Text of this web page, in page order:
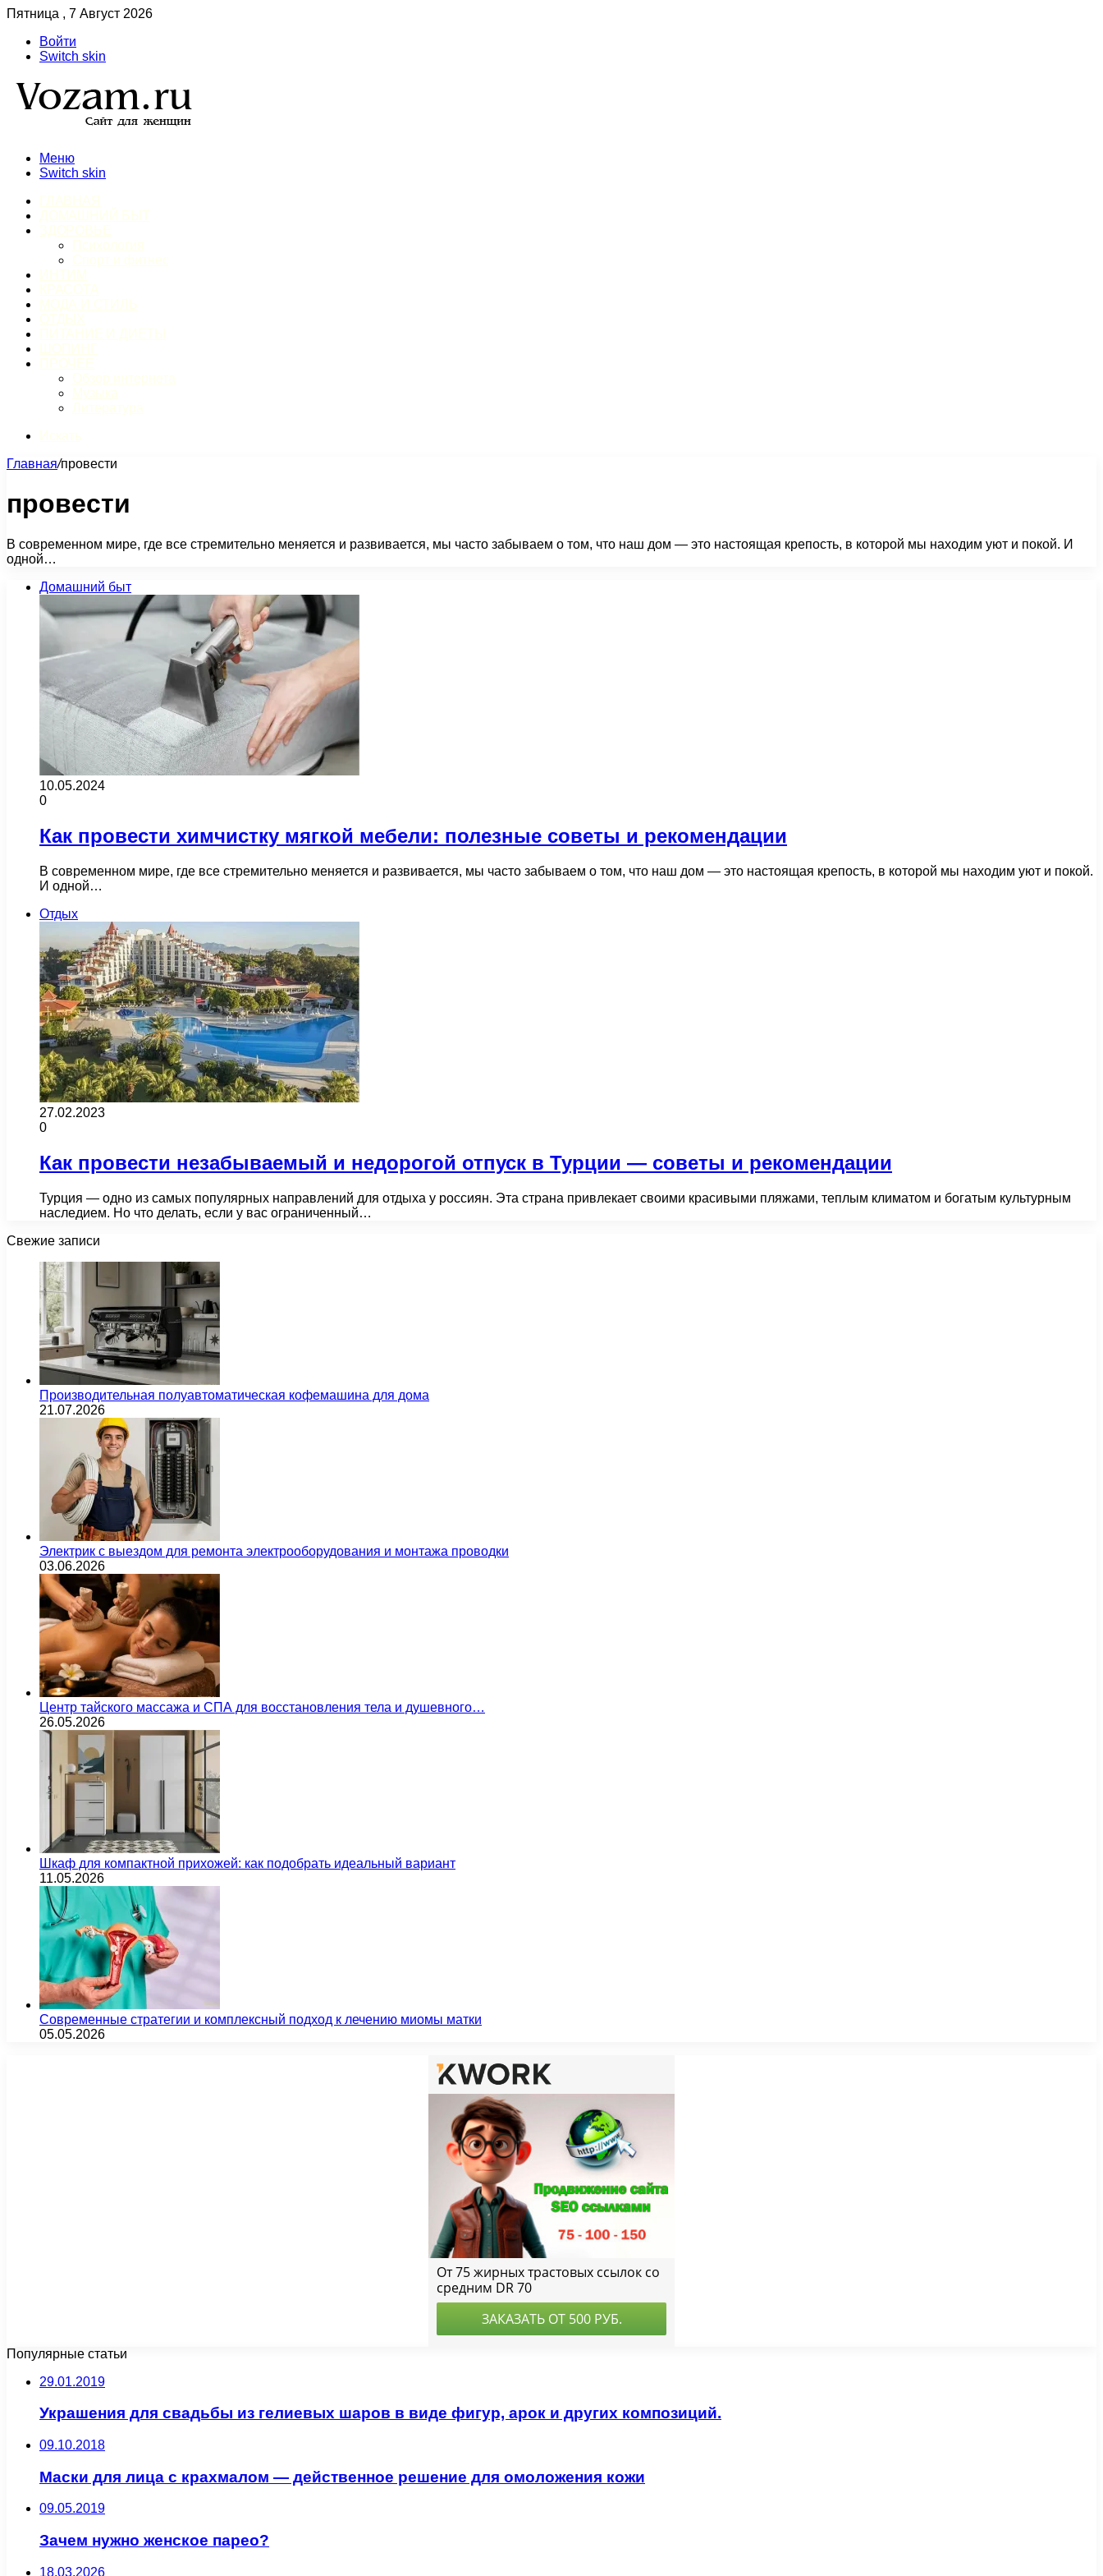
Пятница , 7 Август 2026
Войти
Switch skin
Меню
Switch skin
Главная/провести
провести
В современном мире, где все стремительно меняется и развивается, мы часто забываем о том, что наш дом — это настоящая крепость, в которой мы находим уют и покой. И
одной…
Домашний быт
10.05.2024
0
Как провести химчистку мягкой мебели: полезные советы и рекомендации
В современном мире, где все стремительно меняется и развивается, мы часто забываем о том, что наш дом — это настоящая крепость, в которой мы находим уют и покой.
И одной…
Отдых
27.02.2023
0
Как провести незабываемый и недорогой отпуск в Турции — советы и рекомендации
Турция — одно из самых популярных направлений для отдыха у россиян. Эта страна привлекает своими красивыми пляжами, теплым климатом и богатым культурным
наследием. Но что делать, если у вас ограниченный…
Свежие записи
Производительная полуавтоматическая кофемашина для дома
21.07.2026
Электрик с выездом для ремонта электрооборудования и монтажа проводки
03.06.2026
Центр тайского массажа и СПА для восстановления тела и душевного…
26.05.2026
Шкаф для компактной прихожей: как подобрать идеальный вариант
11.05.2026
Современные стратегии и комплексный подход к лечению миомы матки
05.05.2026
Популярные статьи
29.01.2019
Украшения для свадьбы из гелиевых шаров в виде фигур, арок и других композиций.
09.10.2018
Маски для лица с крахмалом — действенное решение для омоложения кожи
09.05.2019
Зачем нужно женское парео?
18.03.2026